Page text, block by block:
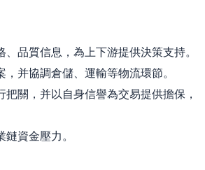
品質信息，為上下游提供決策支持。
并協調倉儲、運輸等物流環節。
關，并以自身信譽為交易提供擔保，
資金壓力。